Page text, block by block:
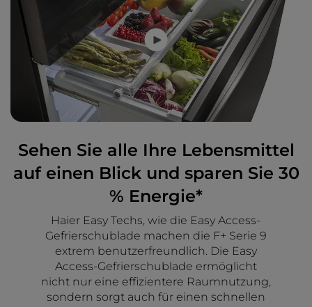
Sehen Sie alle Ihre Lebensmittel
auf einen Blick und sparen Sie 30
% Energie*
Haier Easy Techs, wie die Easy Access-
Gefrierschublade machen die F+ Serie 9
extrem benutzerfreundlich. Die Easy
Access-Gefrierschublade ermöglicht
nicht nur eine effizientere Raumnutzung,
sondern sorgt auch für einen schnellen